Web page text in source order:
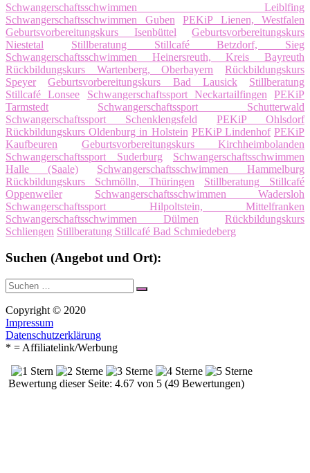
Schwangerschaftsschwimmen Leiblfing
Schwangerschaftsschwimmen Guben
PEKiP Lienen, Westfalen
Geburtsvorbereitungskurs Isenbüttel
Geburtsvorbereitungskurs
Niestetal
Stillberatung Stillcafé Betzdorf, Sieg
Schwangerschaftsschwimmen Heinersreuth, Kreis Bayreuth
Rückbildungskurs Wartenberg, Oberbayern
Rückbildungskurs
Speyer
Geburtsvorbereitungskurs Bad Lausick
Stillberatung
Stillcafé Lonsee
Schwangerschaftssport Neckartailfingen
PEKiP
Tarmstedt
Schwangerschaftssport Schutterwald
Schwangerschaftssport Schenklengsfeld
PEKiP Ohlsdorf
Rückbildungskurs Oldenburg in Holstein PEKiP Lindenhof PEKiP
Kaufbeuren
Geburtsvorbereitungskurs Kirchheimbolanden
Schwangerschaftssport Suderburg
Schwangerschaftsschwimmen
Halle (Saale)
Schwangerschaftsschwimmen Hammelburg
Rückbildungskurs Schmölln, Thüringen
Stillberatung Stillcafé
Oppenweiler
Schwangerschaftsschwimmen Wadersloh
Schwangerschaftssport Hilpoltstein, Mittelfranken
Schwangerschaftsschwimmen Dülmen
Rückbildungskurs
Schliengen Stillberatung Stillcafé Bad Schmiedeberg
Suchen (Angebot und Ort):
Suche
nach:
Suchen
Copyright © 2020
Impressum
Datenschutzerklärung
* = Affiliatelink/Werbung
Bewertung dieser Seite: 4.67 von 5 (49 Bewertungen)